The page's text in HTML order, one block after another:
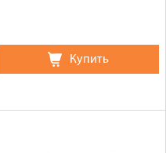
Купить